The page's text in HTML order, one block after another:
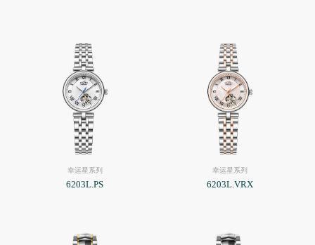
幸运星系列
6203L.PS
幸运星系列
6203L.VRX